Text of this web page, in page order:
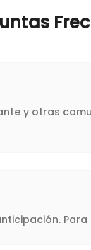
y otras